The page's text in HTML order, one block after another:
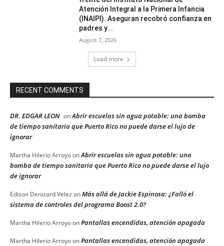
Atención Integral a la Primera Infancia
(INAIPI). Aseguran recobró confianza en
padres y...
August 7, 2026
Load more
RECENT COMMENTS
DR. EDGAR LEON onAbrir escuelas sin agua potable: una bomba
de tiempo sanitaria que Puerto Rico no puede darse el lujo de
ignorar
Martha Hilerio ArroyoonAbrir escuelas sin agua potable: una
bomba de tiempo sanitaria que Puerto Rico no puede darse el lujo
de ignorar
Edison Denizard Velez onMás allá de Jackie Espinosa: ¿Falló el
sistema de controles del programa Boost 2.0?
Martha Hilerio ArroyoonPantallas encendidas, atención apagada
Martha Hilerio ArroyoonPantallas encendidas, atención apagada